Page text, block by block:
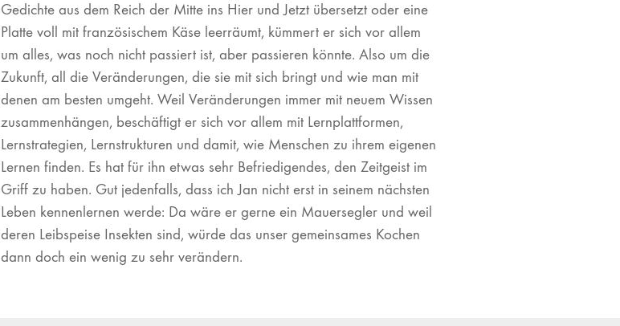
Gedichte aus dem Reich der Mitte ins Hier und Jetzt übersetzt oder eine
Platte voll mit französischem Käse leerräumt, kümmert er sich vor allem
um alles, was noch nicht passiert ist, aber passieren könnte. Also um die
Zukunft, all die Veränderungen, die sie mit sich bringt und wie man mit
denen am besten umgeht. Weil Veränderungen immer mit neuem Wissen
zusammenhängen, beschäftigt er sich vor allem mit Lernplattformen,
Lernstrategien, Lernstrukturen und damit, wie Menschen zu ihrem eigenen
Lernen finden. Es hat für ihn etwas sehr Befriedigendes, den Zeitgeist im
Griff zu haben. Gut jedenfalls, dass ich Jan nicht erst in seinem nächsten
Leben kennenlernen werde: Da wäre er gerne ein Mauersegler und weil
deren Leibspeise Insekten sind, würde das unser gemeinsames Kochen
dann doch ein wenig zu sehr verändern.